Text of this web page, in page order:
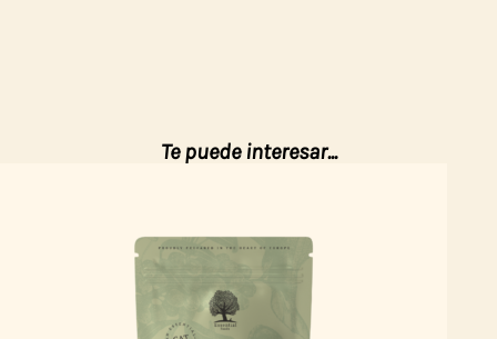
Te puede interesar...